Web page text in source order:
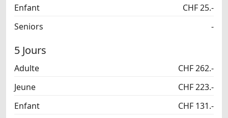
Enfant
CHF 25.-
Seniors
-
5 Jours
Adulte
CHF 262.-
Jeune
CHF 223.-
Enfant
CHF 131.-